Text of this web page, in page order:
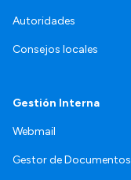
Autoridades
Consejos locales
Gestión Interna
Webmail
Gestor de Documentos